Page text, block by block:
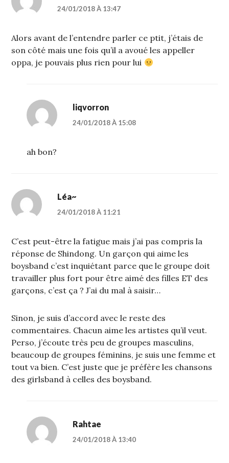
24/01/2018 À 13:47
Alors avant de l’entendre parler ce ptit, j’étais de
son côté mais une fois qu’il a avoué les appeller
oppa, je pouvais plus rien pour lui
liqvorron
24/01/2018 À 15:08
ah bon?
Léa~
24/01/2018 À 11:21
C’est peut-être la fatigue mais j’ai pas compris la
réponse de Shindong. Un garçon qui aime les
boysband c’est inquiétant parce que le groupe doit
travailler plus fort pour être aimé des filles ET des
garçons, c’est ça ? J’ai du mal à saisir…
Sinon, je suis d’accord avec le reste des
commentaires. Chacun aime les artistes qu’il veut.
Perso, j’écoute très peu de groupes masculins,
beaucoup de groupes féminins, je suis une femme et
tout va bien. C’est juste que je préfère les chansons
des girlsband à celles des boysband.
Rahtae
24/01/2018 À 13:40